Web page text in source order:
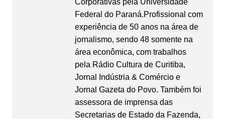
Corporativas pela Universidade
Federal do Paraná.Profissional com
experiência de 50 anos na área de
jornalismo, sendo 48 somente na
área econômica, com trabalhos
pela Rádio Cultura de Curitiba,
Jornal Indústria & Comércio e
Jornal Gazeta do Povo. Também foi
assessora de imprensa das
Secretarias de Estado da Fazenda,